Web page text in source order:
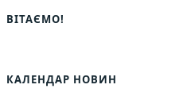
ВІТАЄМО!
КАЛЕНДАР НОВИН